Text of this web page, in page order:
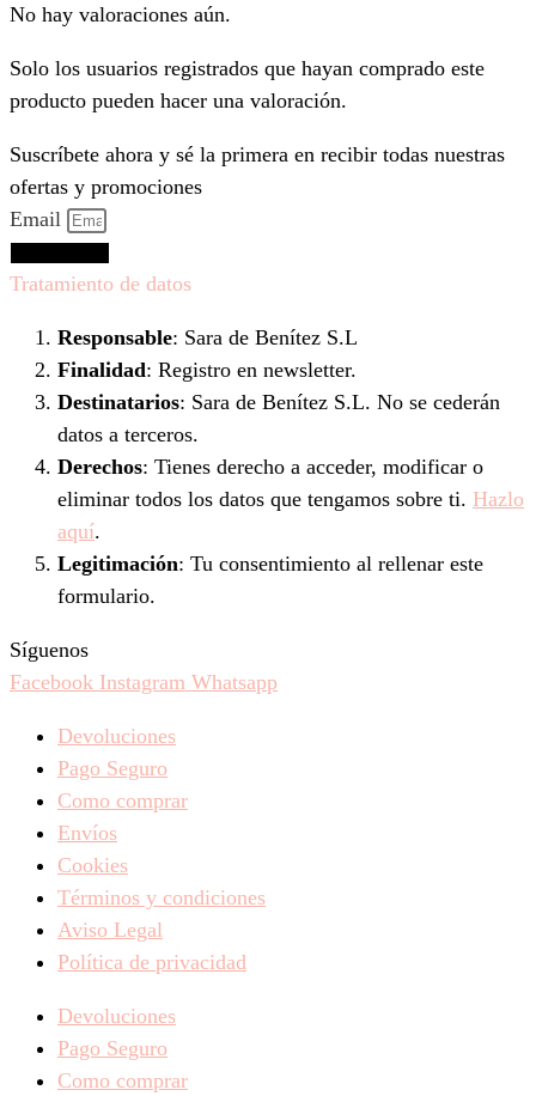
No hay valoraciones aún.
Solo los usuarios registrados que hayan comprado este
producto pueden hacer una valoración.
Suscríbete ahora y sé la primera en recibir todas nuestras
ofertas y promociones
Email
Tratamiento de datos
Responsable: Sara de Benítez S.L
Finalidad: Registro en newsletter.
Destinatarios: Sara de Benítez S.L. No se cederán
datos a terceros.
Derechos: Tienes derecho a acceder, modificar o
eliminar todos los datos que tengamos sobre ti. Hazlo
aquí.
Legitimación: Tu consentimiento al rellenar este
formulario.
Síguenos
Facebook Instagram Whatsapp
Devoluciones
Pago Seguro
Como comprar
Envíos
Cookies
Términos y condiciones
Aviso Legal
Política de privacidad
Devoluciones
Pago Seguro
Como comprar